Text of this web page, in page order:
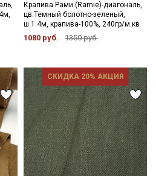
Крапива Рами (Ramie)-диагональ,
цв.Темный болотно-зеленый,
ш.1.4м, крапива-100%, 240гр/м.кв
1080 руб. 1350 руб.
СКИДКА 20% АКЦИЯ